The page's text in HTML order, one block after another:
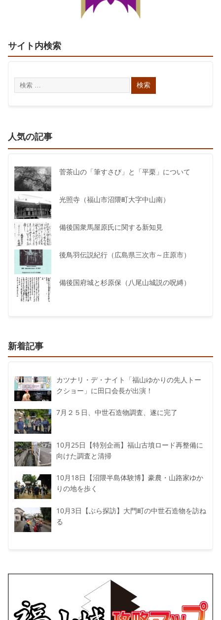
サイト内検索
人気の記事
菅茶山の「筆すさび」と「平栗」について
光照寺（福山市沼隈町大字中山南）
備後国衆馬屋原氏に関する新知見
後鳥羽伝説紀行（広島県三次市～庄原市）
備後国府城と杉原保（八尾山城説の呪縛）
新着記事
カツナリ・デ・ナイト「福山ゆかりの先人トー
クショー」に田口会長が出演！
7月２５日、中世石造物調査、遂に完了
10月25日【特別企画】福山古墳ロード再整備に
向けた調査と清掃
10月18日【沼隈半島体験博】豪農・山路家ゆか
りの地を歩く
10月3日【ぶら探訪】大門町の中世石造物を訪ね
る